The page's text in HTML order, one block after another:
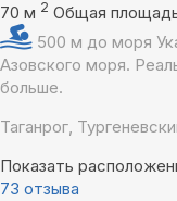
70 м 2 Общая
500 м до моря
Азовского моря.
больше.
Таганрог,
Показать
73 отзыва